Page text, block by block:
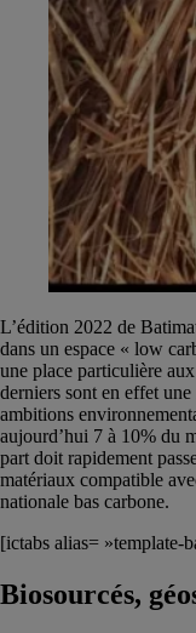
L’édition 2022 de
dans un espace « low
une place particulière
derniers sont en effet
ambitions
aujourd’hui 7 à 10% du
part doit rapidement
matériaux compatible
nationale bas carbone.
[ictabs alias= »template-
Biosourcés,